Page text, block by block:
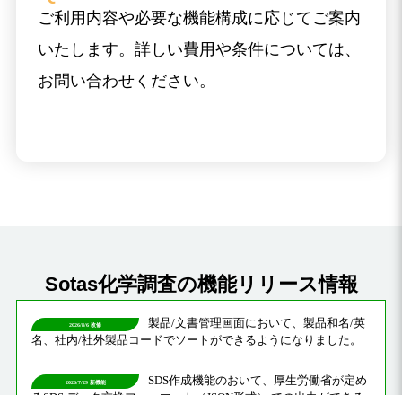
ご利用内容や必要な機能構成に応じてご案内
いたします。詳しい費用や条件については、
お問い合わせください。
Sotas化学調査の機能リリース情報